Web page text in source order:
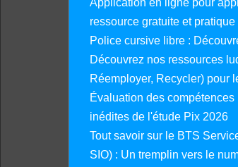
Application en ligne pour
ressource gratuite et
Police cursive libre :
Découvrez nos ressources
Réemployer, Recycler) pour
Évaluation des
inédites de l'étude Pix 2026
Tout savoir sur le BTS
SIO) : Un tremplin vers le